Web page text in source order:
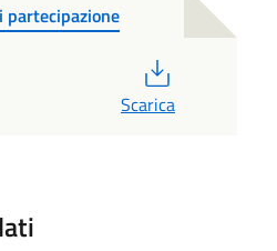
partecipazione
Scarica